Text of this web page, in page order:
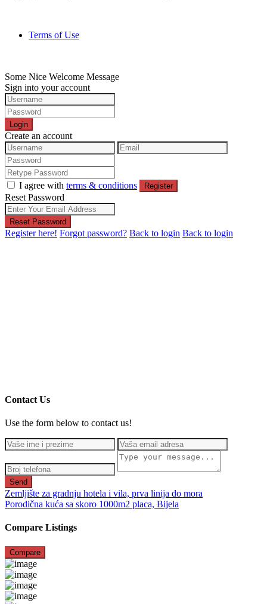
Terms of Use
Some Nice Welcome Message
Sign into your account
Login
Create an account
I agree with terms & conditions Register
Reset Password
Reset Password
Register here! Forgot password? Back to login Back to login
Contact Us
Use the form below to contact us!
Send
Zemljište za gradnju hotela i vila, prva linija do mora
Porodična kuća sa skoro 1000m2 placa, Bijela
Compare Listings
Compare